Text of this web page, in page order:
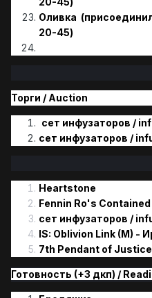
Оливка
20-45)
Торги / Аuction
сет инфузаторов /
сет инфузаторов /
Heartstone
Fennin Ro's
сет инфузаторов /
IS: Oblivion Link (M) -
7th Pendant of
Готовность (+3 дкп) /